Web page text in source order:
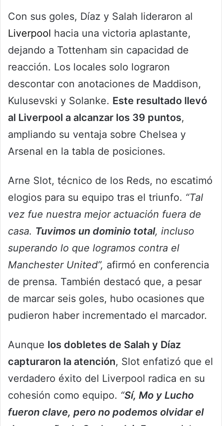
Con sus goles, Díaz y Salah lideraron al
Liverpool hacia una victoria aplastante,
dejando a Tottenham sin capacidad de
reacción. Los locales solo lograron
descontar con anotaciones de Maddison,
Kulusevski y Solanke. Este resultado llevó
al Liverpool a alcanzar los 39 puntos,
ampliando su ventaja sobre Chelsea y
Arsenal en la tabla de posiciones.
Arne Slot, técnico de los Reds, no escatimó
elogios para su equipo tras el triunfo. “Tal
vez fue nuestra mejor actuación fuera de
casa. Tuvimos un dominio total, incluso
superando lo que logramos contra el
Manchester United”, afirmó en conferencia
de prensa. También destacó que, a pesar
de marcar seis goles, hubo ocasiones que
pudieron haber incrementado el marcador.
Aunque los dobletes de Salah y Díaz
capturaron la atención, Slot enfatizó que el
verdadero éxito del Liverpool radica en su
cohesión como equipo. “Sí, Mo y Lucho
fueron clave, pero no podemos olvidar el